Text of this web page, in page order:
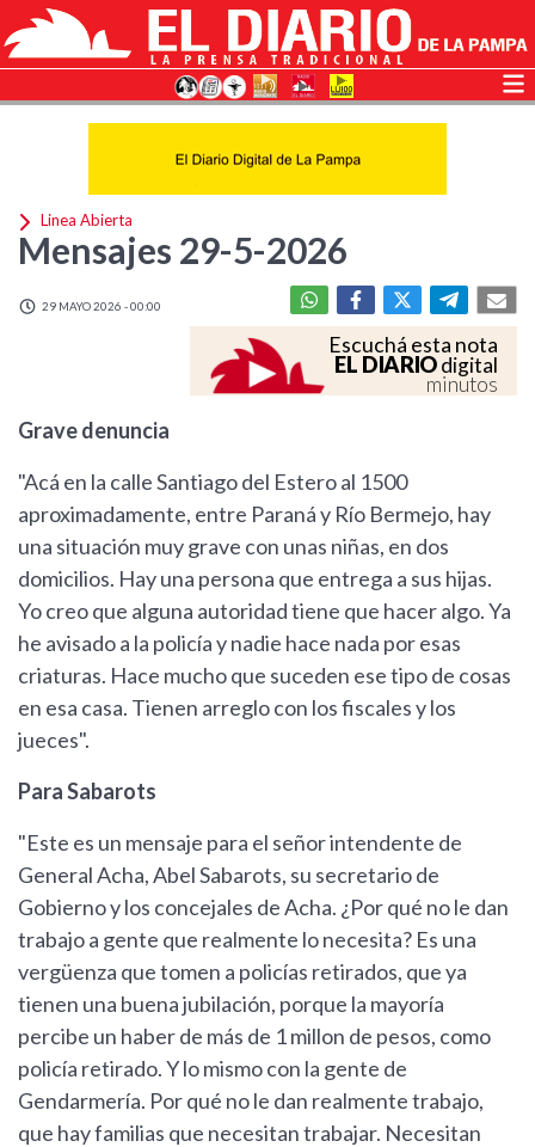
Linea Abierta
Mensajes 29-5-2026
29 MAYO 2026 - 00:00
Escuchá esta nota
EL DIARIOdigital
minutos
Grave denuncia
"Acá en la calle Santiago del Estero al 1500
aproximadamente, entre Paraná y Río Bermejo, hay
una situación muy grave con unas niñas, en dos
domicilios. Hay una persona que entrega a sus hijas.
Yo creo que alguna autoridad tiene que hacer algo. Ya
he avisado a la policía y nadie hace nada por esas
criaturas. Hace mucho que suceden ese tipo de cosas
en esa casa. Tienen arreglo con los fiscales y los
jueces".
Para Sabarots
"Este es un mensaje para el señor intendente de
General Acha, Abel Sabarots, su secretario de
Gobierno y los concejales de Acha. ¿Por qué no le dan
trabajo a gente que realmente lo necesita? Es una
vergüenza que tomen a policías retirados, que ya
tienen una buena jubilación, porque la mayoría
percibe un haber de más de 1 millon de pesos, como
policía retirado. Y lo mismo con la gente de
Gendarmería. Por qué no le dan realmente trabajo,
que hay familias que necesitan trabajar. Necesitan